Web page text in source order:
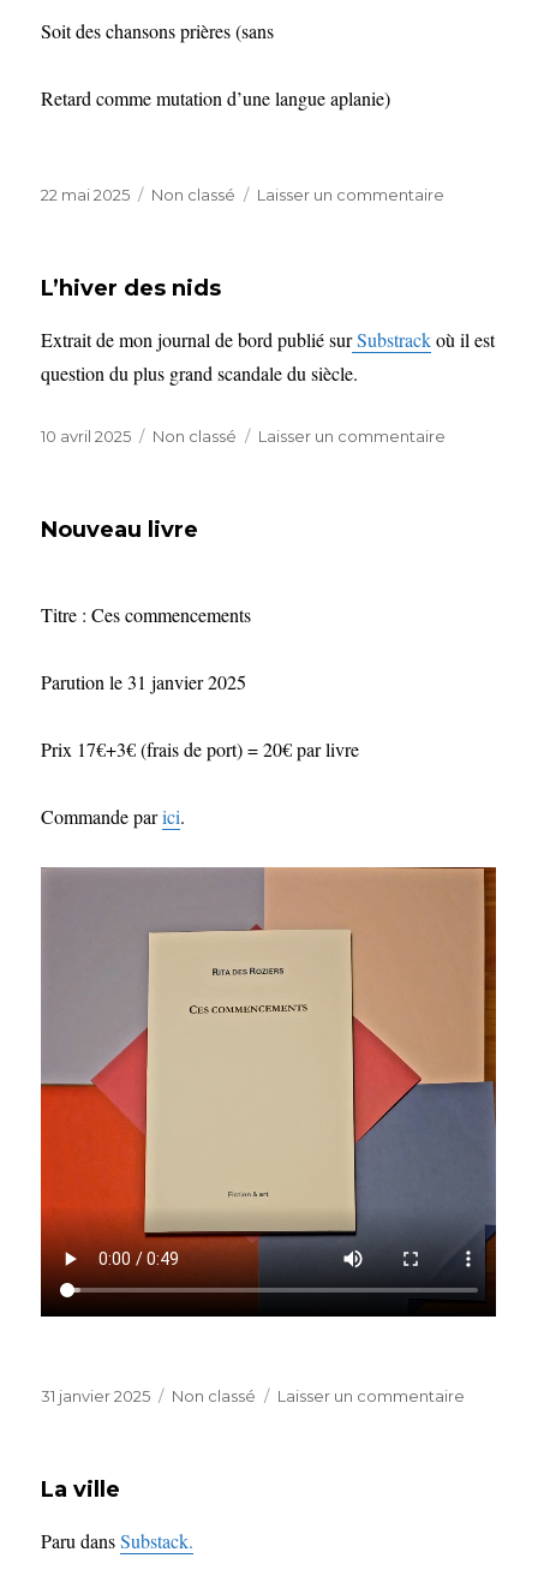
Soit des chansons prières (sans
Retard comme mutation d’une langue aplanie)
Publié
22 mai 2025 Catégories
Non classé Laisser un commentaire
a
L’hiver des nids
Extrait de mon journal de bord publié surSubstrackoù il est
question du plus grand scandale du siècle.
Publié
10 avril 2025 Catégories
Non classé Laisser un commentaire
Nouveau livre
Titre : Ces commencements
Parution le 31 janvier 2025
Prix 17€+3€ (frais de port) = 20€ par livre
Commande parici.
Publié
31 janvier 2025 Catégories
Non classé Laisser un commentaire
La ville
Paru dansSubstack.